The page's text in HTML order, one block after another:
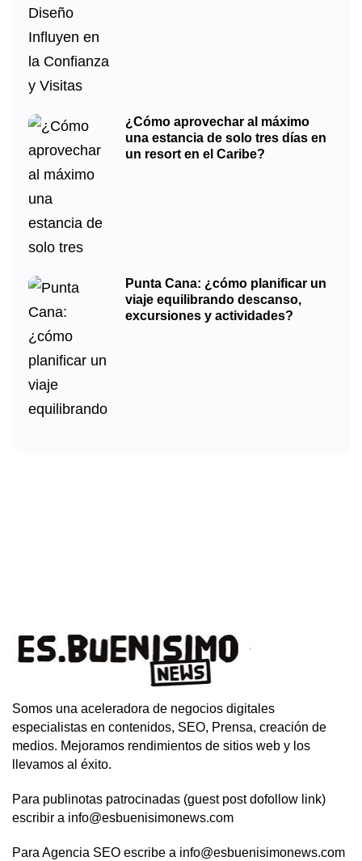
¿Cómo aprovechar al máximo
una estancia de solo tres días en
un resort en el Caribe?
Punta Cana: ¿cómo planificar un
viaje equilibrando descanso,
excursiones y actividades?
Somos una aceleradora de negocios digitales
especialistas en contenidos, SEO, Prensa, creación de
medios. Mejoramos rendimientos de sitios web y los
llevamos al éxito.
Para publinotas patrocinadas (guest post dofollow link)
escribir a info@esbuenisimonews.com
Para Agencia SEO escribe a info@esbuenisimonews.com